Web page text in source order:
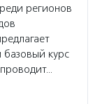
регионов
базовый курс